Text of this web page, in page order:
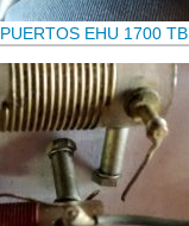
EHU 1700 TB